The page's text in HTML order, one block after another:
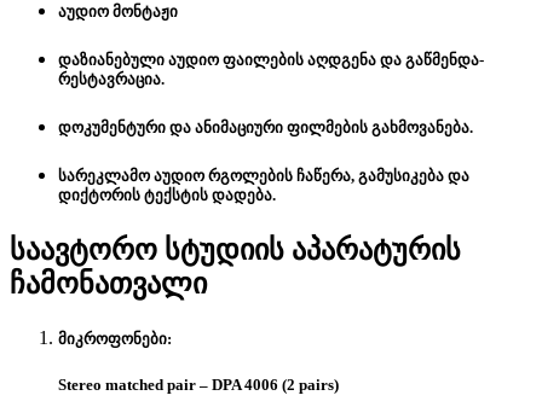
აუდიო მონტაჟი
დაზიანებული აუდიო ფაილების აღდგენა და გაწმენდა-
რესტავრაცია.
დოკუმენტური და ანიმაციური ფილმების გახმოვანება.
სარეკლამო აუდიო რგოლების ჩაწერა, გამუსიკება და
დიქტორის ტექსტის დადება.
საავტორო სტუდიის აპარატურის
ჩამონათვალი
მიკროფონები:
Stereo matched pair – DPA 4006 (2 pairs)